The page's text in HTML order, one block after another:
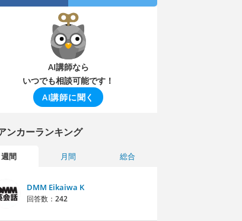
AI講師なら
いつでも相談可能です！
AI講師に聞く
ンカーランキング
週間 月間 総合
DMM Eikaiwa K
回答数： 242